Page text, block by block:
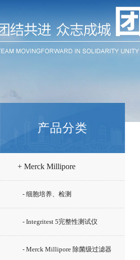
产品分类
+ Merck Millipore
- 细胞培养、检测
- Integritest 5完整性测试仪
- Merck Millipore 除菌级过滤器